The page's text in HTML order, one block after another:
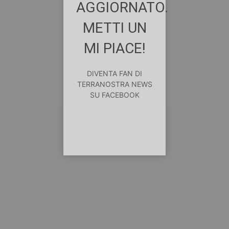
AGGIORNATO.
METTI UN
MI PIACE!
DIVENTA FAN DI
TERRANOSTRA NEWS
SU FACEBOOK